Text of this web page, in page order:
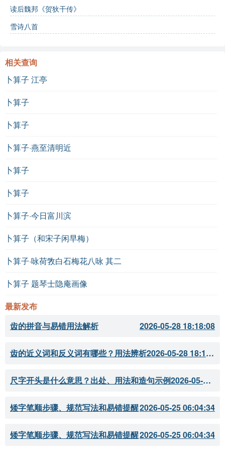
读后魏邦《贺狄干传》
雪诗八首
参考资料:
《苏轼全集》
《中国古典文学作品选》
相关查询
卜算子 江亭
卜算子
卜算子
卜算子·燕至清明近
卜算子
卜算子
卜算子·今日富川滨
卜算子（和宋子闲早梅）
卜算子·咏荷敩白石梅花八咏 其二
卜算子 题琴士隐庵画像
最新发布
齿的拼音与易错用法解析
2026-05-28 18:18:08
齿的近义词和反义词有哪些？用法辨析 2026-05-28 18:18:07
尺字开头是什么意思？出处、用法和造句示例 2026-05-28 18:18:05
矮字笔顺步骤、规范写法和易错提醒2026-05-25 06:04:34
矮字笔顺步骤、规范写法和易错提醒2026-05-25 06:04:34